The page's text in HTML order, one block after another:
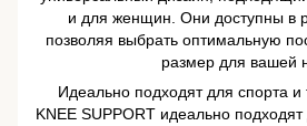
и для женщин. Они доступны в
позволяя выбрать оптимальную
размер для вашей
Идеально подходят для спорта и
KNEE SUPPORT идеально